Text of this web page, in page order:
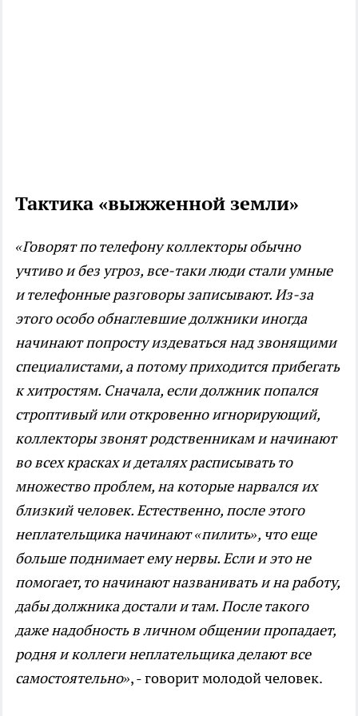
Тактика «выжженной земли»
«Говорят по телефону коллекторы обычно
учтиво и без угроз, все-таки люди стали умные
и телефонные разговоры записывают. Из-за
этого особо обнаглевшие должники иногда
начинают попросту издеваться над звонящими
специалистами, а потому приходится прибегать
к хитростям. Сначала, если должник попался
строптивый или откровенно игнорирующий,
коллекторы звонят родственникам и начинают
во всех красках и деталях расписывать то
множество проблем, на которые нарвался их
близкий человек. Естественно, после этого
неплательщика начинают «пилить», что еще
больше поднимает ему нервы. Если и это не
помогает, то начинают названивать и на работу,
дабы должника достали и там. После такого
даже надобность в личном общении пропадает,
родня и коллеги неплательщика делают все
самостоятельно», - говорит молодой человек.